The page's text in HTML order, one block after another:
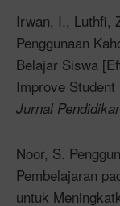
Irwan, I., Luthfi,
Penggunaan
Belajar Siswa
Improve
Jurnal
Noor, S.
Pembelajaran
untuk